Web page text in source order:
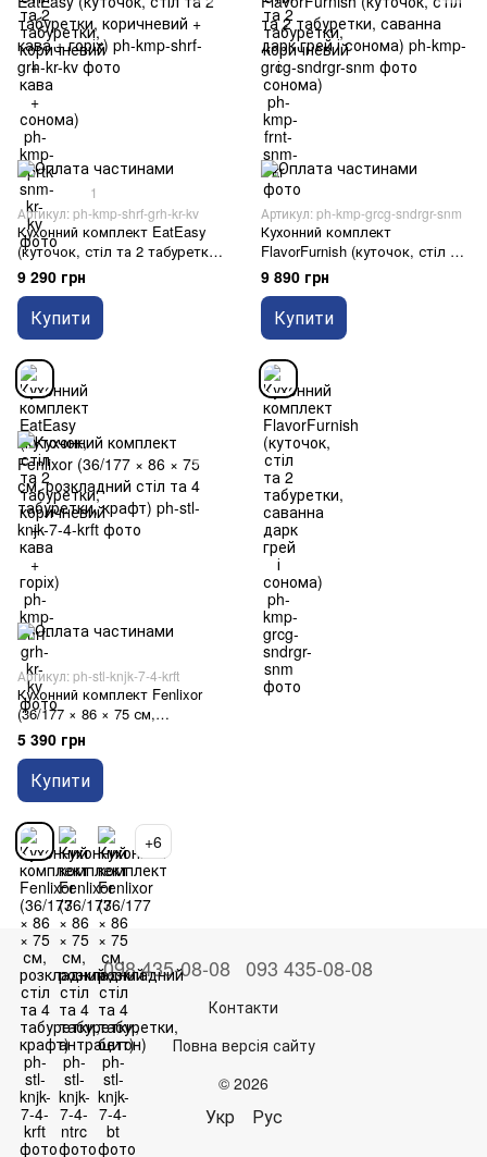
1
Артикул: ph-kmp-shrf-grh-kr-kv
Кухонний комплект EatEasy
(куточок, стіл та 2 табуретки,
коричневий + кава + горіх)
9 290 грн
Купити
Артикул: ph-kmp-grcg-sndrgr-snm
Кухонний комплект
FlavorFurnish (куточок, стіл та
2 табуретки, саванна дарк
грей і сонома)
9 890 грн
Купити
Артикул: ph-stl-knjk-7-4-krft
Кухонний комплект Fenlixor
(36/177 × 86 × 75 см,
розкладний стіл та 4
табуретки, крафт)
5 390 грн
Купити
+6
098 435-08-08 093 435-08-08
Контакти
Повна версія сайту
© 2026
Укр Рус